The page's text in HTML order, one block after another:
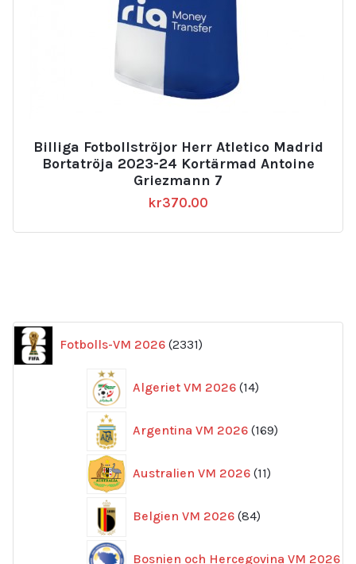
Billiga Fotbollströjor Herr Atletico Madrid
Bortatröja 2023-24 Kortärmad Antoine
Griezmann 7
kr370.00
Fotbolls-VM 2026 2331
produkter
Algeriet VM 2026 14
produkter
Argentina VM 2026 169
produkter
Australien VM 2026 11
produkter
Belgien VM 2026 84
produkter
Bosnien och Hercegovina VM 2026